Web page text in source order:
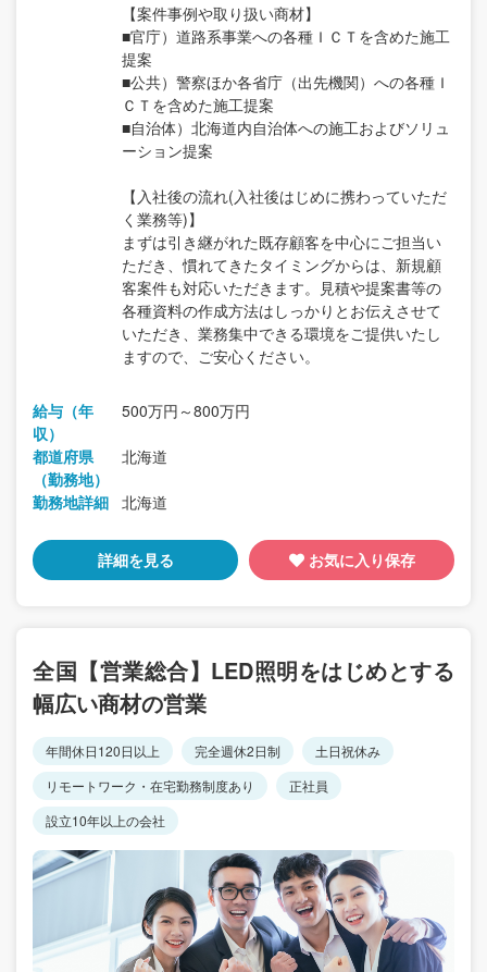
【案件事例や取り扱い商材】
■官庁）道路系事業への各種ＩＣＴを含めた施工
提案
■公共）警察ほか各省庁（出先機関）への各種Ｉ
ＣＴを含めた施工提案
■自治体）北海道内自治体への施工およびソリュ
ーション提案
【入社後の流れ(入社後はじめに携わっていただ
く業務等)】
まずは引き継がれた既存顧客を中心にご担当い
ただき、慣れてきたタイミングからは、新規顧
客案件も対応いただきます。見積や提案書等の
各種資料の作成方法はしっかりとお伝えさせて
いただき、業務集中できる環境をご提供いたし
ますので、ご安心ください。
給与（年
収）
500万円～800万円
都道府県
（勤務地）
北海道
勤務地詳細 北海道
詳細を見る お気に入り保存
全国【営業総合】LED照明をはじめとする
幅広い商材の営業
年間休日120日以上 完全週休2日制
土日祝休み
リモートワーク・在宅勤務制度あり
正社員
設立10年以上の会社